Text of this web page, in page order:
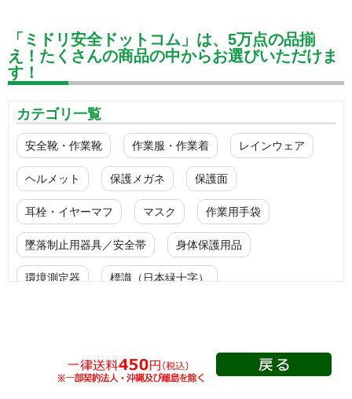
「ミドリ安全ドットコム」は、5万点の品揃
え！たくさんの商品の中からお選びいただけま
す！
カテゴリ一覧
安全靴・作業靴 作業服・作業着 レインウェア
ヘルメット 保護メガネ 保護面
耳栓・イヤーマフ マスク 作業用手袋
墜落制止用器具／安全帯 身体保護用品
環境測定器 標識（日本緑十字）
設備用品・作業補助用品 工事作業用品